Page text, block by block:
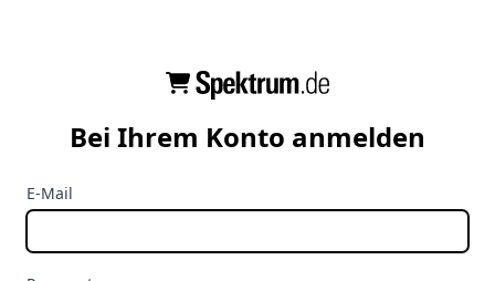
Bei Ihrem Konto anmelden
E-Mail